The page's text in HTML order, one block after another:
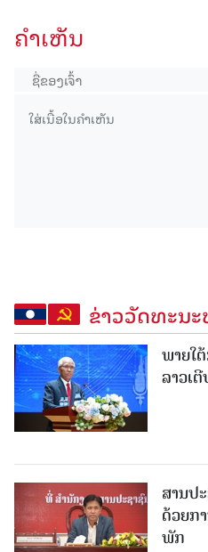
ຄໍາເຫັນ
ຂ່າວວັດທະນ
ພາຍໃ
ລາວເ
ສານປ
ດ້ວຍກ
ພັກ